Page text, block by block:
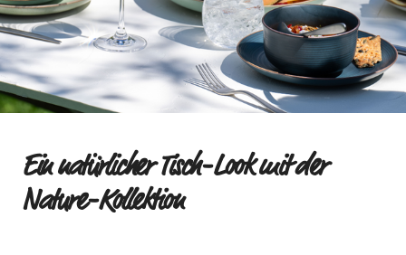
Ein natürlicher Tisch-Look mit der
Nature-Kollektion